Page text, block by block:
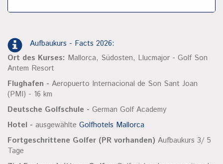
Aufbaukurs - Facts 2026:
Ort des Kurses: Mallorca, Südosten, Llucmajor - Golf Son
Antem Resort
Flughafen - Aeropuerto Internacional de Son Sant Joan
(PMI) - 16 km
Deutsche Golfschule - German Golf Academy
Hotel - ausgewählte Golfhotels Mallorca
Fortgeschrittene Golfer (PR vorhanden) Aufbaukurs 3/ 5
Tage